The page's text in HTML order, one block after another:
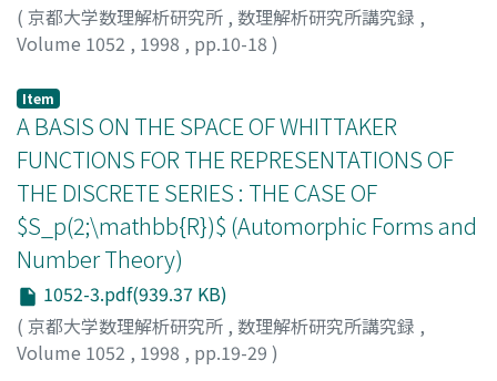
( 京都大学数理解析研究所 , 数理解析研究所講究録 ,
Volume 1052 , 1998 , pp.10-18 )
Item
A BASIS ON THE SPACE OF WHITTAKER
FUNCTIONS FOR THE REPRESENTATIONS OF
THE DISCRETE SERIES : THE CASE OF
$S_p(2;\mathbb{R})$ (Automorphic Forms and
Number Theory)
1052-3.pdf(939.37 KB)
( 京都大学数理解析研究所 , 数理解析研究所講究録 ,
Volume 1052 , 1998 , pp.19-29 )